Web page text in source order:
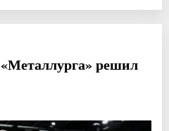
решил